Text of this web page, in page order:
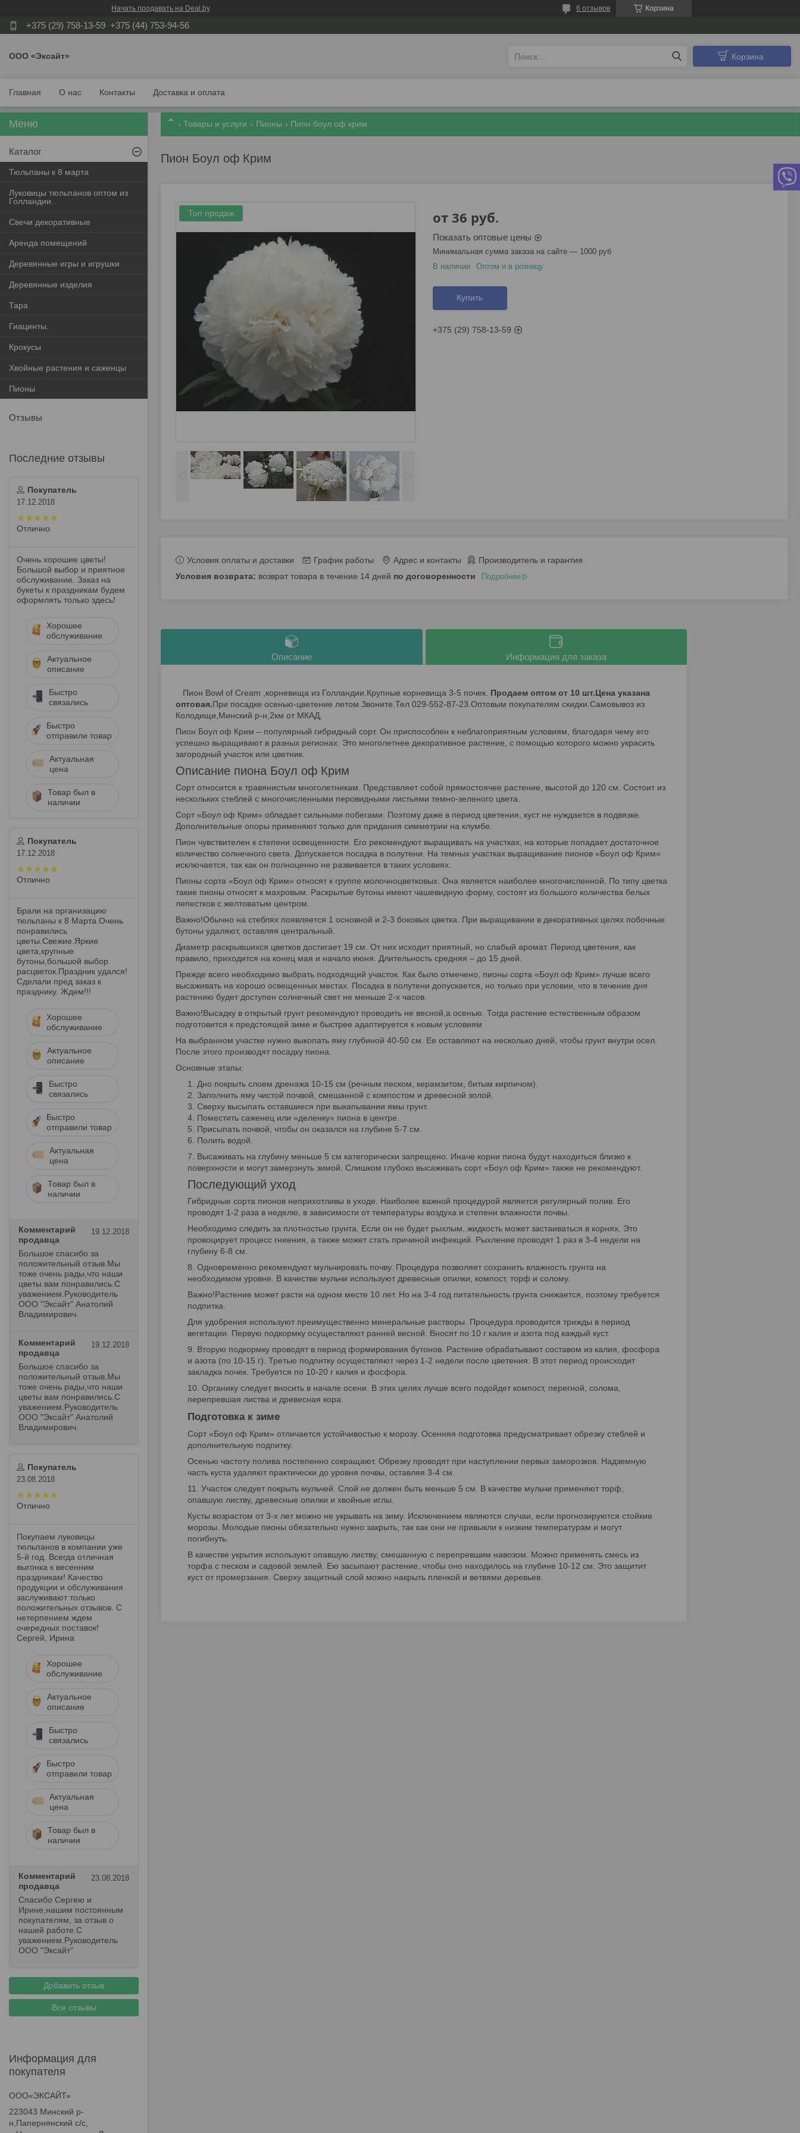
Начать продавать на Deal.by Корзина
6 отзывов
+375 (29) 758-13-59 +375 (44) 753-94-56
ООО «Эксайт» Корзина
Главная О нас Контакты Доставка и оплата
Товары и услуги Пионы Пион боул оф крим
Пион Боул оф Крим
Топ продаж от 36 руб.
Показать оптовые цены
Минимальная сумма заказа на сайте — 1000 руб
В наличии
Оптом и в розницу
Купить
+375 (29) 758-13-59
Условия оплаты и доставки График работы Адрес и контакты
Производитель и гарантия
возврат товара в течение 14 дней по договоренности Подробнее
Описание Информация для заказа
Пион Bowl of Cream ,корневища из Голландии.Крупные корневища 3-5 почек. Продаем оптом от 10 шт.Цена указана
оптовая.При посадке осенью-цветение летом.Звоните.Тел 029-552-87-23.Оптовым покупателям скидки.Самовывоз из
Колодищи,Минский р-н,2км от МКАД,
Пион Боул оф Крим – популярный гибридный сорт. Он приспособлен к неблагоприятным условиям, благодаря чему его
успешно выращивают в разных регионах. Это многолетнее декоративное растение, с помощью которого можно украсить
загородный участок или цветник.
Описание пиона Боул оф Крим
Сорт относится к травянистым многолетникам. Представляет собой прямостоячее растение, высотой до 120 см. Состоит из
нескольких стеблей с многочисленными перовидными листьями темно-зеленого цвета.
Сорт «Боул оф Крим» обладает сильными побегами. Поэтому даже в период цветения, куст не нуждается в подвязке.
Дополнительные опоры применяют только для придания симметрии на клумбе.
Пион чувствителен к степени освещенности. Его рекомендуют выращивать на участках, на которые попадает достаточное
количество солнечного света. Допускается посадка в полутени. На темных участках выращивание пионов «Боул оф Крим»
исключается, так как он полноценно не развивается в таких условиях.
Пионы сорта «Боул оф Крим» относят к группе молочноцветковых. Она является наиболее многочисленной. По типу цветка
такие пионы относят к махровым. Раскрытые бутоны имеют чашевидную форму, состоят из большого количества белых
лепестков с желтоватым центром.
Важно!Обычно на стеблях появляется 1 основной и 2-3 боковых цветка. При выращивании в декоративных целях побочные
бутоны удаляют, оставляя центральный.
Диаметр раскрывшихся цветков достигает 19 см. От них исходит приятный, но слабый аромат. Период цветения, как
правило, приходится на конец мая и начало июня. Длительность средняя – до 15 дней.
Прежде всего необходимо выбрать подходящий участок. Как было отмечено, пионы сорта «Боул оф Крим» лучше всего
высаживать на хорошо освещенных местах. Посадка в полутени допускается, но только при условии, что в течение дня
растению будет доступен солнечный свет не меньше 2-х часов.
Важно!Высадку в открытый грунт рекомендуют проводить не весной,а осенью. Тогда растение естественным образом
подготовится к предстоящей зиме и быстрее адаптируется к новым условиям
На выбранном участке нужно выкопать яму глубиной 40-50 см. Ее оставляют на несколько дней, чтобы грунт внутри осел.
После этого производят посадку пиона.
Основные этапы:
Дно покрыть слоем дренажа 10-15 см (речным песком, керамзитом, битым кирпичом).
Заполнить яму чистой почвой, смешанной с компостом и древесной золой.
Сверху высыпать оставшиеся при выкапывании ямы грунт.
Поместить саженец или «деленку» пиона в центре.
Присыпать почвой, чтобы он оказался на глубине 5-7 см.
Полить водой.
Высаживать на глубину меньше 5 см категорически запрещено. Иначе корни пиона будут находиться близко к
поверхности и могут замерзнуть зимой. Слишком глубоко высаживать сорт «Боул оф Крим» также не рекомендуют.
Последующий уход
Гибридные сорта пионов неприхотливы в уходе. Наиболее важной процедурой является регулярный полив. Его
проводят 1-2 раза в неделю, в зависимости от температуры воздуха и степени влажности почвы.
Необходимо следить за плотностью грунта. Если он не будет рыхлым, жидкость может застаиваться в корнях. Это
провоцирует процесс гниения, а также может стать причиной инфекций. Рыхление проводят 1 раз в 3-4 недели на
глубину 6-8 см.
Одновременно рекомендуют мульчировать почву. Процедура позволяет сохранить влажность грунта на
необходимом уровне. В качестве мульчи используют древесные опилки, компост, торф и солому.
Важно!Растение может расти на одном месте 10 лет. Но на 3-4 год питательность грунта снижается, поэтому требуется
подпитка.
Для удобрения используют преимущественно минеральные растворы. Процедура проводится трижды в период
вегетации. Первую подкормку осуществляют ранней весной. Вносят по 10 г калия и азота под каждый куст.
Вторую подкормку проводят в период формирования бутонов. Растение обрабатывают составом из калия, фосфора
и азота (по 10-15 г). Третью подпитку осуществляют через 1-2 недели после цветения. В этот период происходит
закладка почек. Требуется по 10-20 г калия и фосфора.
Органику следует вносить в начале осени. В этих целях лучше всего подойдет компост, перегной, солома,
перепревшая листва и древесная кора.
Подготовка к зиме
Сорт «Боул оф Крим» отличается устойчивостью к морозу. Осенняя подготовка предусматривает обрезку стеблей и
дополнительную подпитку.
Осенью частоту полива постепенно сокращают. Обрезку проводят при наступлении первых заморозков. Надземную
часть куста удаляют практически до уровня почвы, оставляя 3-4 см.
Участок следует покрыть мульчей. Слой не должен быть меньше 5 см. В качестве мульчи применяют торф,
опавшую листву, древесные опилки и хвойные иглы.
Кусты возрастом от 3-х лет можно не укрывать на зиму. Исключением являются случаи, если прогнозируются стойкие
морозы. Молодые пионы обязательно нужно закрыть, так как они не привыкли к низким температурам и могут
погибнуть.
В качестве укрытия используют опавшую листву, смешанную с перепревшим навозом. Можно применять смесь из
торфа с песком и садовой землей. Ею засыпают растение, чтобы оно находилось на глубине 10-12 см. Это защитит
куст от промерзания. Сверху защитный слой можно накрыть пленкой и ветвями деревьев.
Каталог
Тюльпаны к 8 марта
Луковицы тюльпанов оптом из
Голландии.
Свечи декоративные
Аренда помещений
Деревянные игры и игрушки
Деревянные изделия
Тара
Гиацинты.
Крокусы
Хвойные растения и саженцы
Пионы
Отзывы
Покупатель
17.12.2018
Отлично
Очень хорошие цветы!
Большой выбор и приятное
обслуживание. Заказ на
букеты к праздникам будем
оформлять только здесь!
Хорошее
обслуживание
Актуальное
описание
Быстро
связались
Быстро
отправили товар
Актуальная
цена
Товар был в
наличии
Покупатель
17.12.2018
Отлично
Брали на организацию
тюльпаны к 8 Марта.Очень
понравились
цветы.Свежие.Яркие
цвета,крупные
бутоны,большой выбор
расцветок.Праздник удался!
Сделали пред заказ к
празднику. Ждем!!!
Хорошее
обслуживание
Актуальное
описание
Быстро
связались
Быстро
отправили товар
Актуальная
цена
Товар был в
наличии
Комментарий
продавца
19.12.2018
Большое спасибо за
положительный отзыв.Мы
тоже очень рады,что наши
цветы вам понравились.С
уважением.Руководитель
ООО "Эксайт" Анатолий
Владимирович.
Комментарий
продавца
19.12.2018
Большое спасибо за
положительный отзыв.Мы
тоже очень рады,что наши
цветы вам понравились.С
уважением.Руководитель
ООО "Эксайт" Анатолий
Владимирович.
Покупатель
23.08.2018
Отлично
Покупаем луковицы
тюльпанов в компании уже
5-й год. Всегда отличная
выгонка к весенним
праздникам! Качество
продукции и обслуживания
заслуживают только
положительных отзывов. С
нетерпением ждем
очередных поставок!
Сергей, Ирина
Хорошее
обслуживание
Актуальное
описание
Быстро
связались
Быстро
отправили товар
Актуальная
цена
Товар был в
наличии
Комментарий
продавца
23.08.2018
Спасибо Сергею и
Ирине,нашим постоянным
покупателям, за отзыв о
нашей работе.С
уважением.Руководитель
ООО "Эксайт"
Добавить отзыв
Все отзывы
Информация для
покупателя
ООО«ЭКСАЙТ»
223043 Минский р-
н,Папернянский с/с,